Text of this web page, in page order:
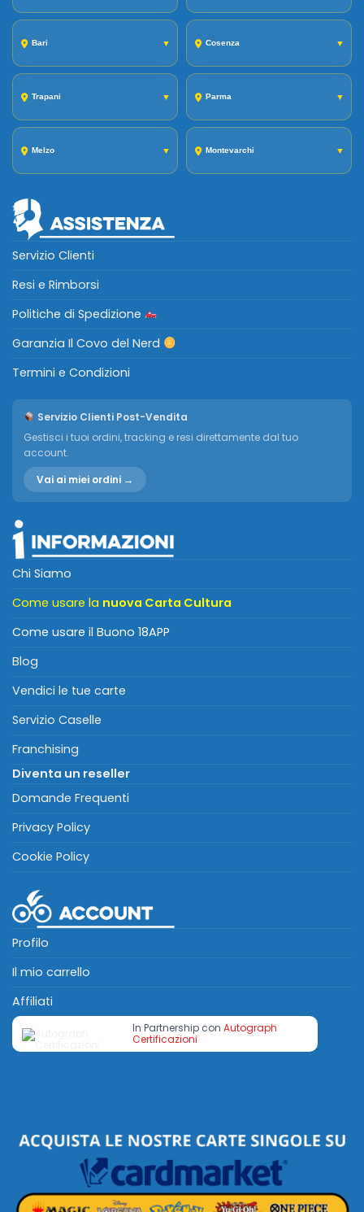
Bari ▼ Cosenza ▼
Trapani ▼ Parma ▼
Melzo ▼ Montevarchi ▼
Servizio Clienti
Resi e Rimborsi
Politiche di Spedizione
Garanzia Il Covo del Nerd
Termini e Condizioni
Servizio Clienti Post-Vendita
Gestisci i tuoi ordini, tracking e resi direttamente dal tuo
account.
Vai ai miei ordini →
Chi Siamo
Come usare la nuova Carta Cultura
Come usare il Buono 18APP
Blog
Vendici le tue carte
Servizio Caselle
Franchising
Diventa un reseller
Domande Frequenti
Privacy Policy
Cookie Policy
Profilo
Il mio carrello
Affiliati
In Partnership con Autograph
Certificazioni